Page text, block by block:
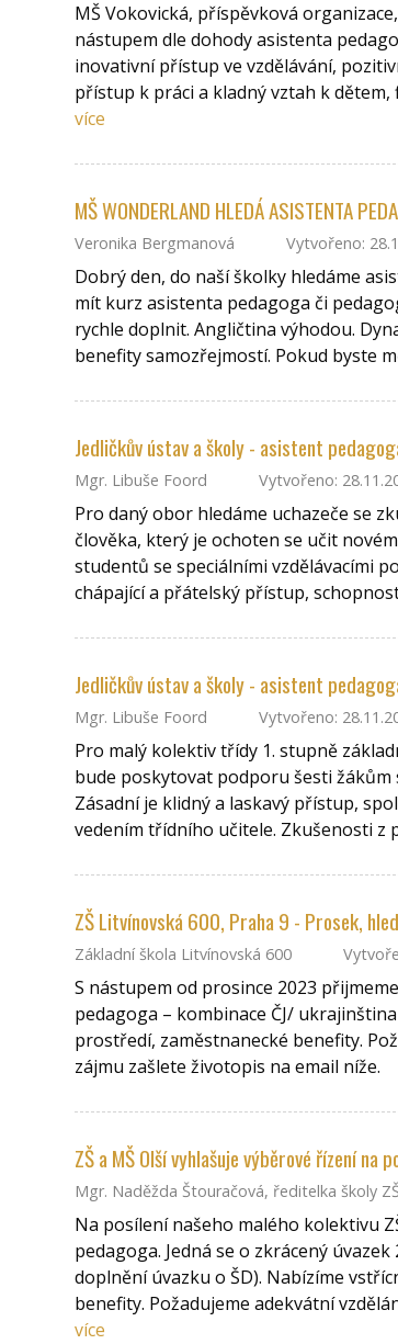
MŠ Vokovická, příspěvková
nástupem dle dohody asistenta
inovativní přístup ve vzdělávání,
přístup k práci a kladný vztah k
více
MŠ WONDERLAND HLEDÁ ASISTENTA
Veronika Bergmanová Vytvořeno:
Dobrý den, do naší školky hledáme
mít kurz asistenta pedagoga či
rychle doplnit. Angličtina výhodou.
benefity samozřejmostí. Pokud byste
Jedličkův ústav a školy - asistent
Mgr. Libuše Foord Vytvořeno:
Pro daný obor hledáme uchazeče se
člověka, který je ochoten se učit
studentů se speciálními vzdělávacími
chápající a přátelský přístup,
Jedličkův ústav a školy - asistent
Mgr. Libuše Foord Vytvořeno:
Pro malý kolektiv třídy 1. stupně
bude poskytovat podporu šesti
Zásadní je klidný a laskavý přístup,
vedením třídního učitele. Zkušenosti z
ZŠ Litvínovská 600, Praha 9 - Prosek,
Základní škola Litvínovská 600
S nástupem od prosince 2023
pedagoga – kombinace ČJ/
prostředí, zaměstnanecké benefity.
zájmu zašlete životopis na email níže.
ZŠ a MŠ Olší vyhlašuje výběrové řízení
Mgr. Naděžda Štouračová, ředitelka školy
Na posílení našeho malého kolektivu
pedagoga. Jedná se o zkrácený
doplnění úvazku o ŠD). Nabízíme
benefity. Požadujeme adekvátní
více